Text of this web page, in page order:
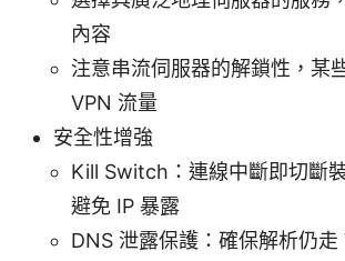
內容
注意串流伺服器的解鎖性，某
VPN 流量
安全性增強
Kill Switch：連線中斷即切斷
避免 IP 暴露
DNS 泄露保護：確保解析仍走